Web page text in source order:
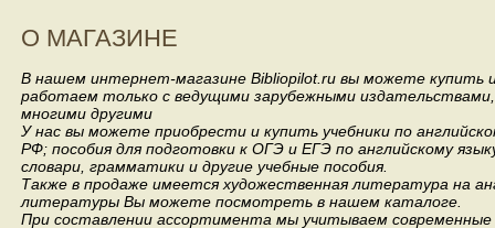
О МАГАЗИНЕ
В нашем интернет-магазине Bibliopilot.ru вы можете купить
работаем только с ведущими зарубежными издательствами,
многими другими
У нас вы можете приобрести и купить учебники по
РФ; пособия для подготовки к ОГЭ и ЕГЭ по английскому
словари, грамматики и другие учебные пособия.
Также в продаже имеется художественная литература на
литературы Вы можете посмотреть в нашем каталоге.
При составлении ассортимента мы учитываем